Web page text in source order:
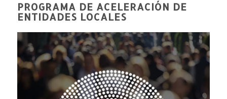
PROGRAMA DE ACELERACIÓN DE
ENTIDADES LOCALES